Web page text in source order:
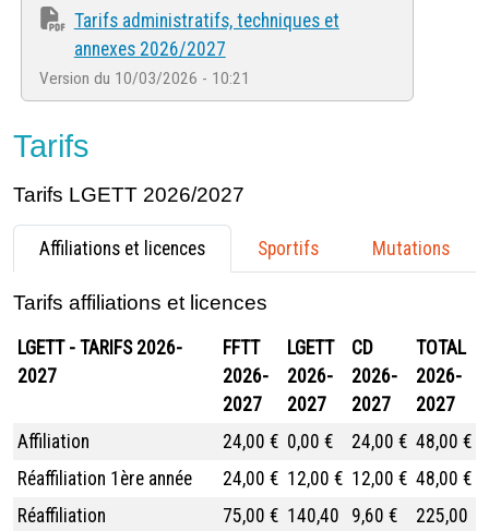
Tarifs administratifs, techniques et
annexes 2026/2027
Version du 10/03/2026 - 10:21
Tarifs
Tarifs LGETT 2026/2027
Affiliations et licences Sportifs Mutations
Tarifs affiliations et licences
LGETT - TARIFS 2026-
2027
FFTT
2026-
2027
LGETT
2026-
2027
CD
2026-
2027
TOTAL
2026-
2027
Affiliation
24,00 € 0,00 € 24,00 € 48,00 €
Réaffiliation 1ère année
24,00 € 12,00 € 12,00 € 48,00 €
Réaffiliation
75,00 € 140,40
9,60 €
225,00